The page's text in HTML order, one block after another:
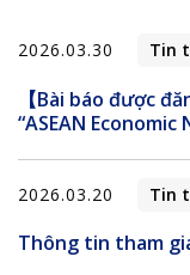
2026.03.30 Tin
【Bài báo được
“ASEAN Economic
2026.03.20 Tin
Thông tin tham